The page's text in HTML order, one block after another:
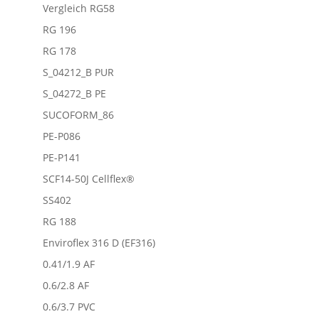
Vergleich RG58
RG 196
RG 178
S_04212_B PUR
S_04272_B PE
SUCOFORM_86
PE-P086
PE-P141
SCF14-50J Cellflex®
SS402
RG 188
Enviroflex 316 D (EF316)
0.41/1.9 AF
0.6/2.8 AF
0.6/3.7 PVC